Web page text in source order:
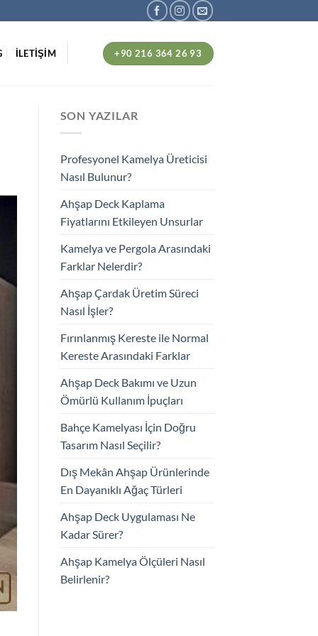
İLETİŞİM +90 216 364 26 93
SON YAZILAR
Profesyonel Kamelya Üreticisi
Nasıl Bulunur?
Ahşap Deck Kaplama
Fiyatlarını Etkileyen Unsurlar
Kamelya ve Pergola Arasındaki
Farklar Nelerdir?
Ahşap Çardak Üretim Süreci
Nasıl İşler?
Fırınlanmış Kereste ile Normal
Kereste Arasındaki Farklar
Ahşap Deck Bakımı ve Uzun
Ömürlü Kullanım İpuçları
Bahçe Kamelyası İçin Doğru
Tasarım Nasıl Seçilir?
Dış Mekân Ahşap Ürünlerinde
En Dayanıklı Ağaç Türleri
Ahşap Deck Uygulaması Ne
Kadar Sürer?
Ahşap Kamelya Ölçüleri Nasıl
Belirlenir?